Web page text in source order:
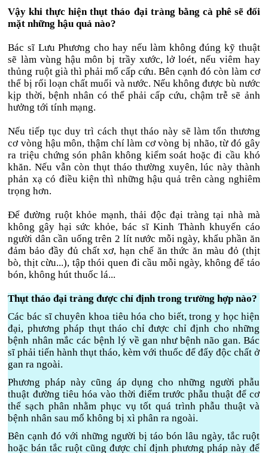
Vậy khi thực hiện thụt tháo đại tràng bằng cà phê sẽ đối
mặt những hậu quả nào?
Bác sĩ Lưu Phương cho hay nếu làm không đúng kỹ thuật
sẽ làm vùng hậu môn bị trầy xước, lở loét, nếu viêm hay
thủng ruột già thì phải mổ cấp cứu. Bên cạnh đó còn làm cơ
thể bị rối loạn chất muối và nước. Nếu không được bù nước
kịp thời, bệnh nhân có thể phải cấp cứu, chậm trễ sẽ ảnh
hưởng tới tính mạng.
Nếu tiếp tục duy trì cách thụt tháo này sẽ làm tổn thương
cơ vòng hậu môn, thậm chí làm cơ vòng bị nhão, từ đó gây
ra triệu chứng són phân không kiểm soát hoặc đi cầu khó
khăn. Nếu vẫn còn thụt tháo thường xuyên, lúc này thành
phản xạ có điều kiện thì những hậu quả trên càng nghiêm
trọng hơn.
Để đường ruột khỏe mạnh, thải độc đại tràng tại nhà mà
không gây hại sức khỏe, bác sĩ Kinh Thành khuyến cáo
người dân cần uống trên 2 lít nước mỗi ngày, khẩu phần ăn
đảm bảo đầy đủ chất xơ, hạn chế ăn thức ăn màu đỏ (thịt
bò, thịt cừu...), tập thói quen đi cầu mỗi ngày, không để táo
bón, không hút thuốc lá...
Thụt tháo đại tràng được chỉ định trong trường hợp nào?
Các bác sĩ chuyên khoa tiêu hóa cho biết, trong y học hiện
đại, phương pháp thụt tháo chỉ được chỉ định cho những
bệnh nhân mắc các bệnh lý về gan như bệnh não gan. Bác
sĩ phải tiến hành thụt tháo, kèm với thuốc để đẩy độc chất ở
gan ra ngoài.
Phương pháp này cũng áp dụng cho những người phẫu
thuật đường tiêu hóa vào thời điểm trước phẫu thuật để cơ
thể sạch phân nhằm phục vụ tốt quá trình phẫu thuật và
bệnh nhân sau mổ không bị xì phân ra ngoài.
Bên cạnh đó với những người bị táo bón lâu ngày, tắc ruột
hoặc bán tắc ruột cũng được chỉ định phương pháp này để